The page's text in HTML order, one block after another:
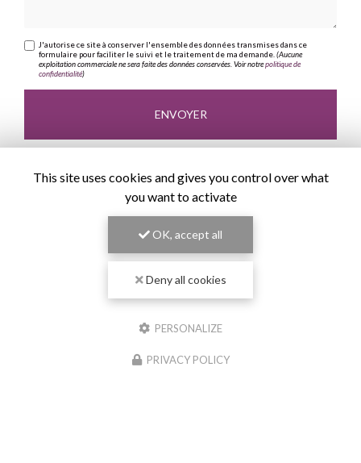
J'autorise ce site à conserver l'ensemble des données transmises dans ce
formulaire pour faciliter le suivi et le traitement de ma demande.(Aucune
exploitation commerciale ne sera faite des données conservées. Voir notrepolitique de
confidentialité)
This site uses cookies and gives you control over what
you want to activate
OK, accept all
Deny all cookies
PERSONALIZE
PRIVACY POLICY